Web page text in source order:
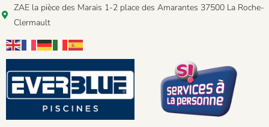
ZAE la pièce des Marais 1-2 place des Amarantes 37500 La Roche-
Clermault